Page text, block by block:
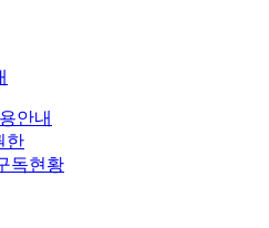
안내
한
독현황